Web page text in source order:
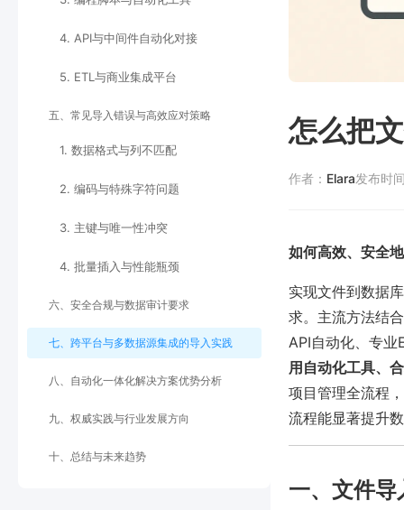
4. API与中间件自动化对接
5. ETL与商业集成平台
五、常见导入错误与高效应对策略
1. 数据格式与列不匹配
2. 编码与特殊字符问题
3. 主键与唯一性冲突
4. 批量插入与性能瓶颈
六、安全合规与数据审计要求
七、跨平台与多数据源集成的导入实践
八、自动化一体化解决方案优势分析
九、权威实践与行业发展方向
十、总结与未来趋势
怎么把
作者： Elara发布时
如何高效、安全
实现文件到数据
求。主流方法结
API自动化、专业
用自动化工具、
项目管理全流程
流程能显著提升
一、文件